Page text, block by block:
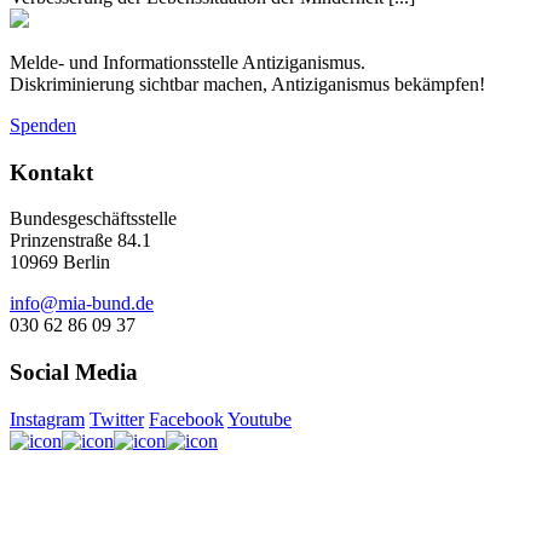
Melde- und Informationsstelle Antiziganismus.
Diskriminierung sichtbar machen, Antiziganismus bekämpfen!
Spenden
Kontakt
Bundesgeschäftsstelle
Prinzenstraße 84.1
10969 Berlin
info@mia-bund.de
030 62 86 09 37
Social Media
Instagram Twitter FacebookYoutube